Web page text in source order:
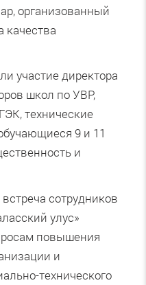
организованный
качества
участие директора
школ по УВР,
технические
9 и 11
и
сотрудников
улус»
повышения
и
технического